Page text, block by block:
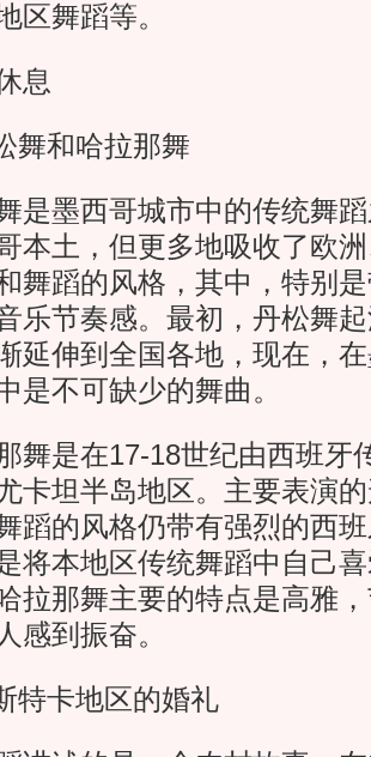
区舞蹈等。
息
和哈拉那舞
墨西哥城市中的传统舞蹈
本土，但更多地吸收了欧
舞蹈的风格，其中，特别
乐节奏感。最初，丹松舞
延伸到全国各地，现在，
是不可缺少的舞曲。
是在17-18世纪由西班牙
卡坦半岛地区。主要表演
蹈的风格仍带有强烈的西
将本地区传统舞蹈中自己
拉那舞主要的特点是高雅
感到振奋。
卡地区的婚礼